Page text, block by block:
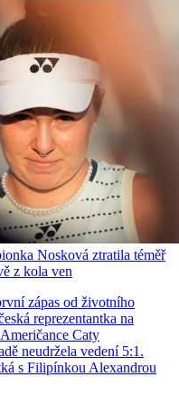
Nosková ztratila téměř
z kola ven
zápas od životního
reprezentantka na
Caty
neudržela vedení 5:1.
s Filipínkou Alexandrou